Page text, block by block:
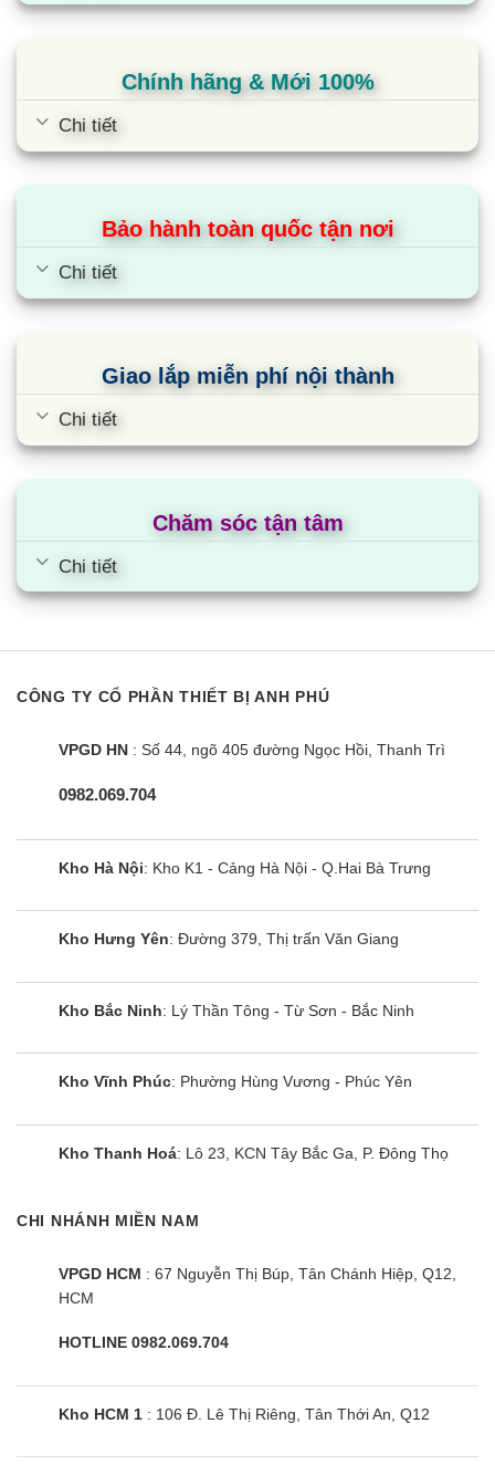
Điều hòa Daikin 1 chiều 43000BTU
Inverter nối ống gió
FBA125BVMA9/RZF125CYM
Chính hãng & Mới 100%
Chi tiết
Bảo hành toàn quốc tận nơi
Chi tiết
Giao lắp miễn phí nội thành
Chi tiết
Chăm sóc tận tâm
Chi tiết
CÔNG TY CỔ PHẦN THIẾT BỊ ANH PHÚ
VPGD HN : Số 44, ngõ 405 đường Ngọc Hồi, Thanh Trì
0982.069.704
Kho Hà Nội: Kho K1 - Cảng Hà Nội - Q.Hai Bà Trưng
Kho Hưng Yên: Đường 379, Thị trấn Văn Giang
Kho Bắc Ninh: Lý Thần Tông - Từ Sơn - Bắc Ninh
Kho Vĩnh Phúc: Phường Hùng Vương - Phúc Yên
Kho Thanh Hoá: Lô 23, KCN Tây Bắc Ga, P. Đông Thọ
CHI NHÁNH MIỀN NAM
VPGD HCM : 67 Nguyễn Thị Búp, Tân Chánh Hiệp, Q12,
HCM
HOTLINE 0982.069.704
Kho HCM 1 : 106 Đ. Lê Thị Riêng, Tân Thới An, Q12